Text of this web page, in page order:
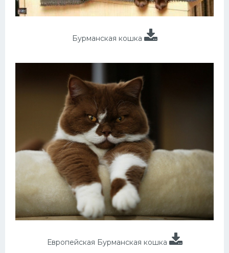
Бурманская кошка
Европейская Бурманская кошка